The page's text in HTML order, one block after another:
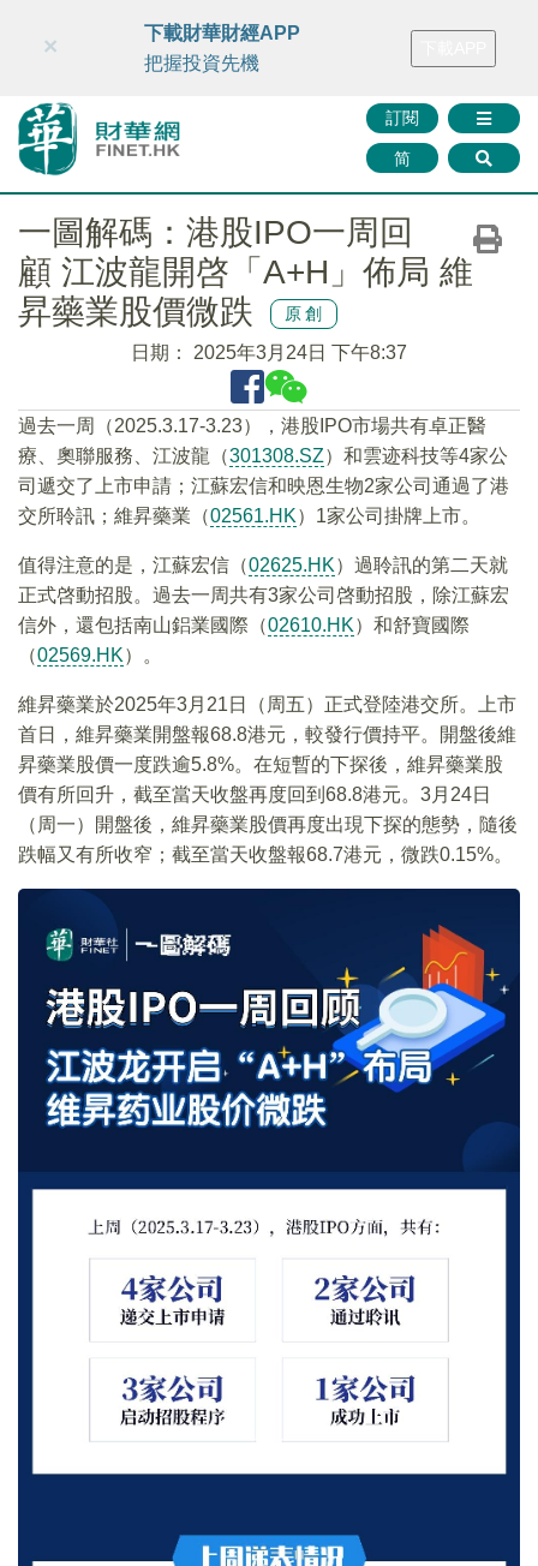
財華智庫網 FINTV FINMETA 財華證券 媒體矩陣
訂閱
简
×
下載財華財經APP
把握投資先機
一圖解碼：港股IPO一周回
顧 江波龍開啓「A+H」佈局 維
昇藥業股價微跌
原創
日期： 2025年3月24日 下午8:37
過去一周（2025.3.17-3.23），港股IPO市場共有卓正醫
療、奧聯服務、江波龍（301308.SZ）和雲迹科技等4家公
司遞交了上市申請；江蘇宏信和映恩生物2家公司通過了港
交所聆訊；維昇藥業（02561.HK）1家公司掛牌上市。
值得注意的是，江蘇宏信（02625.HK）過聆訊的第二天就
正式啓動招股。過去一周共有3家公司啓動招股，除江蘇宏
信外，還包括南山鋁業國際（02610.HK）和舒寶國際
（02569.HK）。
維昇藥業於2025年3月21日（周五）正式登陸港交所。上市
首日，維昇藥業開盤報68.8港元，較發行價持平。開盤後維
昇藥業股價一度跌逾5.8%。在短暫的下探後，維昇藥業股
價有所回升，截至當天收盤再度回到68.8港元。3月24日
（周一）開盤後，維昇藥業股價再度出現下探的態勢，隨後
跌幅又有所收窄；截至當天收盤報68.7港元，微跌0.15%。